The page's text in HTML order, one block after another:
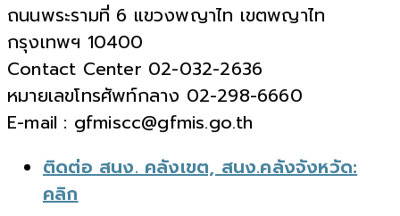
ถนนพระรามที่ 6 แขวงพญาไท เขตพญาไท
กรุงเทพฯ 10400
Contact Center 02-032-2636
หมายเลขโทรศัพท์กลาง 02-298-6660
E-mail : gfmiscc@gfmis.go.th
ติดต่อ สนง. คลังเขต, สนง.คลังจังหวัด:
คลิก